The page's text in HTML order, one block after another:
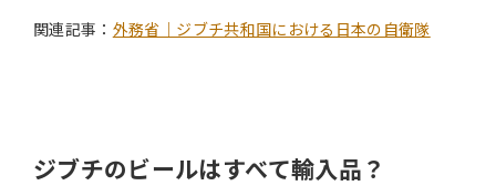
関連記事： 外務省｜ジブチ共和国における日本の自衛隊
ジブチのビールはすべて輸入品？